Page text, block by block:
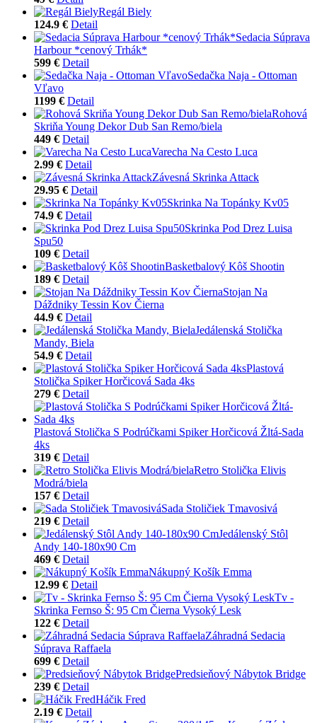
Regál Biely
124.9 € Detail
Sedacia Súprava
Harbour *cenový Trhák*
599 € Detail
Sedačka Naja - Ottoman
Vľavo
1199 € Detail
Rohová
Skriňa Young Dekor Dub San Remo/biela
449 € Detail
Varecha Na Cesto Luca
2.99 € Detail
Závesná Skrinka Attack
29.95 € Detail
Skrinka Na Topánky Kv05
74.9 € Detail
Skrinka Pod Drez Luisa
Spu50
109 € Detail
Basketbalový Kôš Shootin
189 € Detail
Stojan Na
Dáždniky Tessin Kov Čierna
44.9 € Detail
Jedálenská Stolička
Mandy, Biela
54.9 € Detail
Plastová
Stolička Spiker Horčicová Sada 4ks
279 € Detail
Plastová Stolička S Podrúčkami Spiker Horčicová Žltá-Sada
4ks
319 € Detail
Retro Stolička Elivis
Modrá/biela
157 € Detail
Sada Stoličiek Tmavosivá
219 € Detail
Jedálenský Stôl
Andy 140-180x90 Cm
469 € Detail
Nákupný Košík Emma
12.99 € Detail
Tv -
Skrinka Fernso Š: 95 Cm Čierna Vysoký Lesk
122 € Detail
Záhradná Sedacia
Súprava Raffaela
699 € Detail
Predsieňový Nábytok Bridge
239 € Detail
Háčik Fred
2.19 € Detail